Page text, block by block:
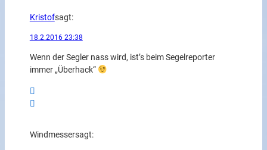
Kristofsagt:
18.2.2016 23:38
Wenn der Segler nass wird, ist’s beim Segelreporter
immer „Überhack“
Windmessersagt: